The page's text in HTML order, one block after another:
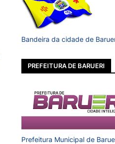
Bandeira da cidade de
PREFEITURA DE BARUERI
Prefeitura Municipal de